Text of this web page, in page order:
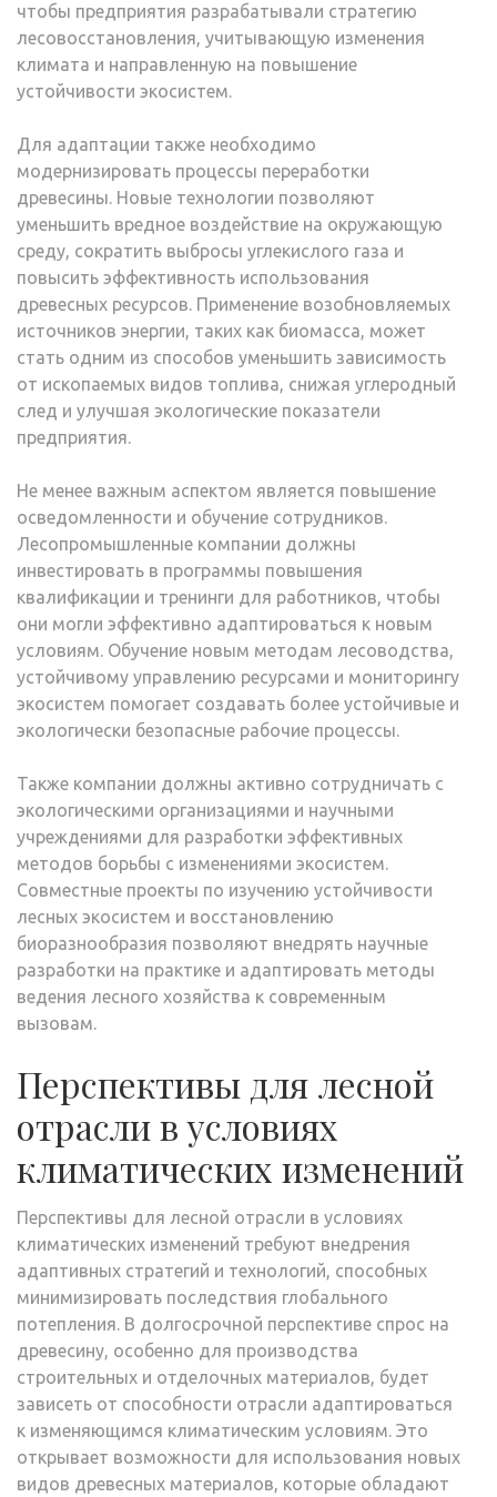
чтобы предприятия разрабатывали стратегию
лесовосстановления, учитывающую изменения
климата и направленную на повышение
устойчивости экосистем.
Для адаптации также необходимо
модернизировать процессы переработки
древесины. Новые технологии позволяют
уменьшить вредное воздействие на окружающую
среду, сократить выбросы углекислого газа и
повысить эффективность использования
древесных ресурсов. Применение возобновляемых
источников энергии, таких как биомасса, может
стать одним из способов уменьшить зависимость
от ископаемых видов топлива, снижая углеродный
след и улучшая экологические показатели
предприятия.
Не менее важным аспектом является повышение
осведомленности и обучение сотрудников.
Лесопромышленные компании должны
инвестировать в программы повышения
квалификации и тренинги для работников, чтобы
они могли эффективно адаптироваться к новым
условиям. Обучение новым методам лесоводства,
устойчивому управлению ресурсами и мониторингу
экосистем помогает создавать более устойчивые и
экологически безопасные рабочие процессы.
Также компании должны активно сотрудничать с
экологическими организациями и научными
учреждениями для разработки эффективных
методов борьбы с изменениями экосистем.
Совместные проекты по изучению устойчивости
лесных экосистем и восстановлению
биоразнообразия позволяют внедрять научные
разработки на практике и адаптировать методы
ведения лесного хозяйства к современным
вызовам.
Перспективы для лесной
отрасли в условиях
климатических изменений
Перспективы для лесной отрасли в условиях
климатических изменений требуют внедрения
адаптивных стратегий и технологий, способных
минимизировать последствия глобального
потепления. В долгосрочной перспективе спрос на
древесину, особенно для производства
строительных и отделочных материалов, будет
зависеть от способности отрасли адаптироваться
к изменяющимся климатическим условиям. Это
открывает возможности для использования новых
видов древесных материалов, которые обладают